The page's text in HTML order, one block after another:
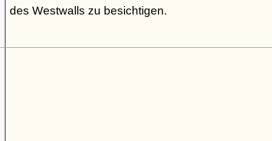
des Westwalls zu besichtigen.